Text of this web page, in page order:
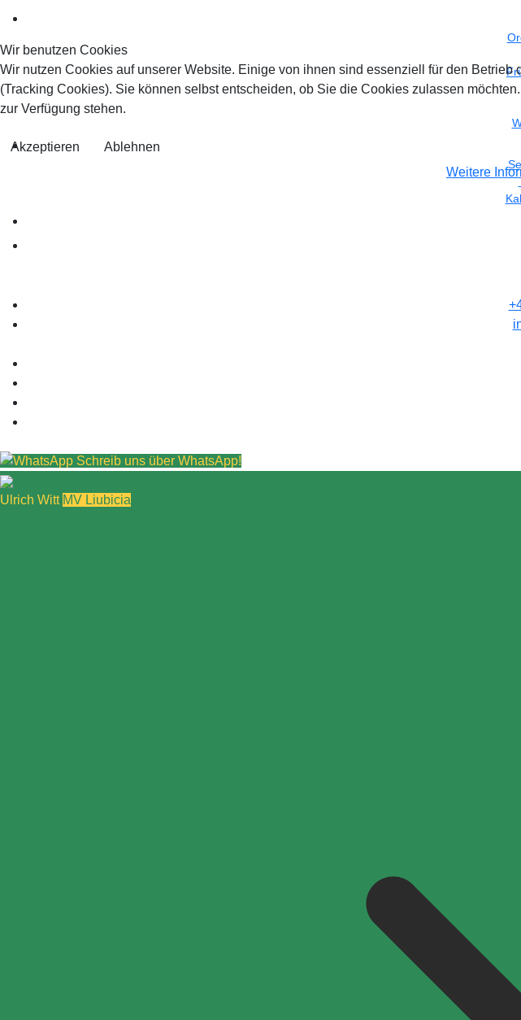
Schreib uns über WhatsApp!
Ulrich Witt MV Liubicia
Wir benutzen Cookies
Wir nutzen Cookies auf unserer Website. Einige von ihnen sind essenziell für den
(Tracking Cookies). Sie können selbst entscheiden, ob Sie die Cookies zulassen
zur Verfügung stehen.
Akzeptieren
Ablehnen
Weitere